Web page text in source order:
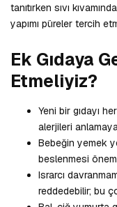
tanıtırken sıvı
yapımı püreler tercih
Ek Gıdaya
Etmeliyiz?
Yeni bir gıdayı
alerjileri
Bebeğin yemek
beslenmesi
Israrcı
reddedebilir; bu